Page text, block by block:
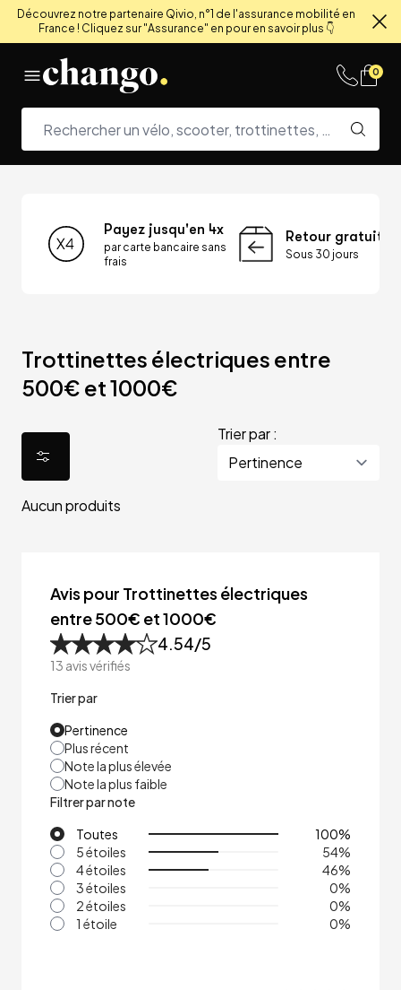
Découvrez notre partenaire Qivio, n°1 de l'assurance mobilité en
France ! Cliquez sur "Assurance" en pour en savoir plus 👇
0
Payez jusqu'en 4x
par carte bancaire sans
frais
Retour gratuit
Sous 30 jours
Trottinettes électriques entre
500€ et 1000€
Trier par :
Aucun produits
Avis pour Trottinettes électriques
entre 500€ et 1000€
4.54/5
13 avis vérifiés
Trier par
Pertinence
Plus récent
Note la plus élevée
Note la plus faible
Filtrer par note
Toutes
100%
5 étoiles
54%
4 étoiles
46%
3 étoiles
0%
2 étoiles
0%
1 étoile
0%